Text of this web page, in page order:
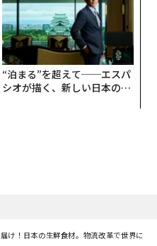
“泊まる”を超えて──エスパ
シオが描く、新しい日本のラ
届け！日本の生鮮食材。物流改革で世界に美